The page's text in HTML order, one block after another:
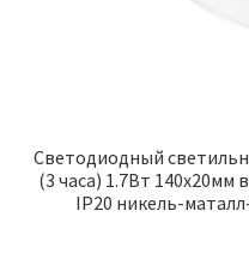
Светодиодный
(3 часа) 1.7Вт
IP20 никель-